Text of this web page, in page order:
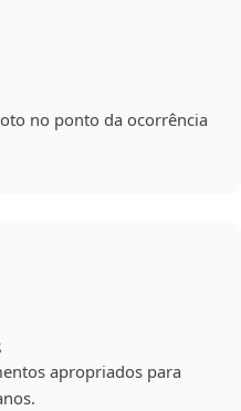
no ponto da ocorrência
apropriados para